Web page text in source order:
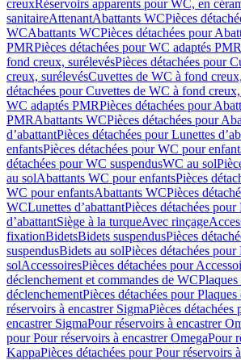
creuxRéservoirs apparents pour WC, en
sanitaireAttenantAbattants WCPièces
WCAbattants WCPièces détachées pour
PMRPièces détachées pour WC adaptés PMR
fond creux, surélevésPièces détachées pour
creux, surélevésCuvettes de WC à fond
détachées pour Cuvettes de WC à fond
WC adaptés PMRPièces détachées pour
PMRAbattants WCPièces détachées pour
d’abattantPièces détachées pour Lunettes
enfantsPièces détachées pour WC pour
détachées pour WC suspendusWC au sol
au solAbattants WC pour enfantsPièces
WC pour enfantsAbattants WCPièces
WCLunettes d’abattantPièces détachées pour
d’abattantSiège à la turqueAvec rinçage
fixationBidetsBidets suspendusPièces
suspendusBidets au solPièces détachées pour
solAccessoiresPièces détachées pour
déclenchement et commandes de WCPlaques
déclenchementPièces détachées pour
réservoirs à encastrer SigmaPièces détachées
encastrer SigmaPour réservoirs à encastrer
pour Pour réservoirs à encastrer OmegaPour
KappaPièces détachées pour Pour réservoirs